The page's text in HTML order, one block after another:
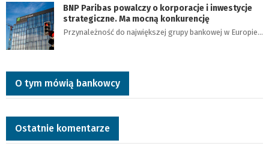
BNP Paribas powalczy o korporacje i inwestycje
strategiczne. Ma mocną konkurencję
Przynależność do największej grupy bankowej w Europie…
O tym mówią bankowcy
Ostatnie komentarze